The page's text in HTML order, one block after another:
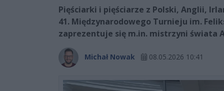
Pięściarki i pięściarze z Polski, Anglii,
41. Międzynarodowego Turnieju im.
zaprezentuje się m.in. mistrzyni świata
Michał Nowak 08.05.2026 10:41